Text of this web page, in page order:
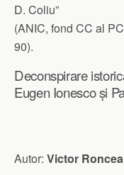
D. Coliu”
(ANIC, fond CC al
90).
Deconspirare
Eugen Ionesco și
Autor: Victor Roncea